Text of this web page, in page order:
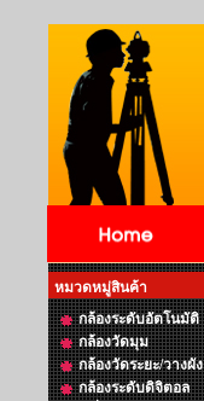
หมวดหมู่สินค้า
กล้องระดับอัตโนมัติ
กล้องวัดมุม
กล้องวัดระยะ/วางผัง
กล้องระดับดิจิตอล